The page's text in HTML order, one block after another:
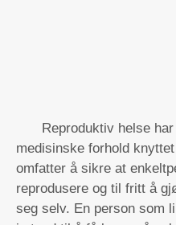
Reproduktiv helse
medisinske forhold
omfatter å sikre at
reprodusere og til fritt å
seg selv. En person som